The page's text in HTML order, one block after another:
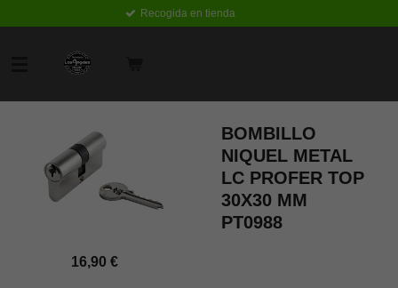
Recogida en tienda
BOMBILLO
NIQUEL METAL
LC PROFER TOP
30X30 MM
PT0988
16,90 €